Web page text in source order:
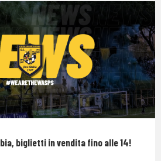
biglietti in vendita fino alle 14!